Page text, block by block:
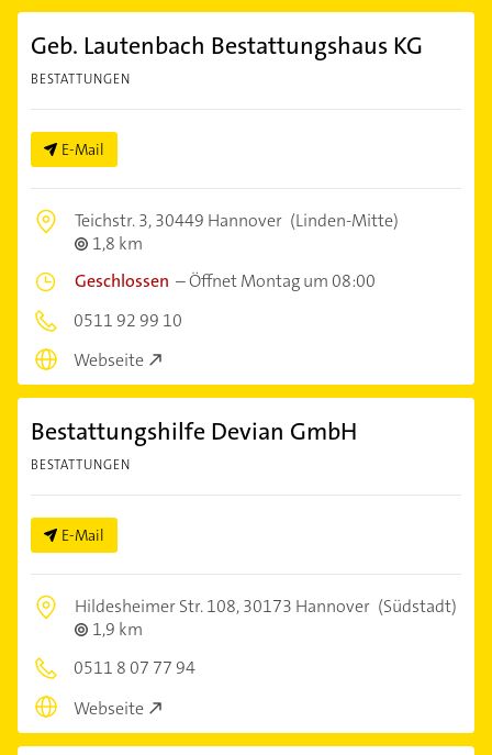
Geb. Lautenbach Bestattungshaus KG
BESTATTUNGEN
E-Mail
Teichstr. 3,30449 Hannover (Linden-Mitte)
1,8 km
Geschlossen –Öffnet Montag um 08:00
0511 92 99 10
Webseite
Bestattungshilfe Devian GmbH
BESTATTUNGEN
E-Mail
Hildesheimer Str. 108,30173 Hannover (Südstadt)
1,9 km
0511 8 07 77 94
Webseite